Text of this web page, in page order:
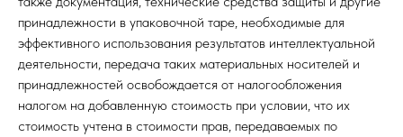
принадлежности в упаковочной таре, необходимые для
эффективного использования результатов интеллектуальной
деятельности, передача таких материальных носителей и
принадлежностей освобождается от налогообложения
налогом на добавленную стоимость при условии, что их
стоимость учтена в стоимости прав, передаваемых по